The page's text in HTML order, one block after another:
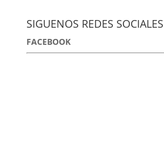
SIGUENOS REDES SOCIALES
FACEBOOK